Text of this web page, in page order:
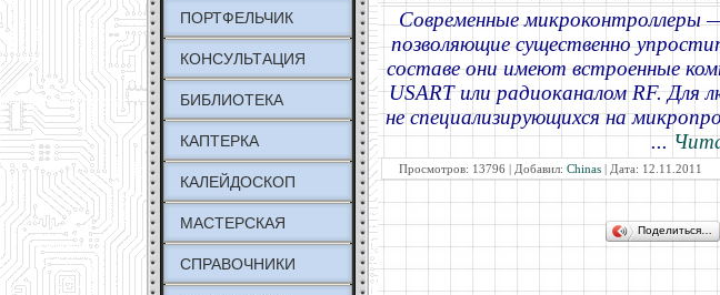
ПОРТФЕЛЬЧИК
КОНСУЛЬТАЦИЯ
БИБЛИОТЕКА
КАПТЕРКА
КАЛЕЙДОСКОП
МАСТЕРСКАЯ
СПРАВОЧНИКИ
Современные микроконтроллеры
позволяющие существенно
составе они имеют встроенные
USART или радиоканалом RF. Для
не специализирующихся на
...
Просмотров: 13796 | Добавил: Chinas | Дата: 12.11.2011
Поделиться…